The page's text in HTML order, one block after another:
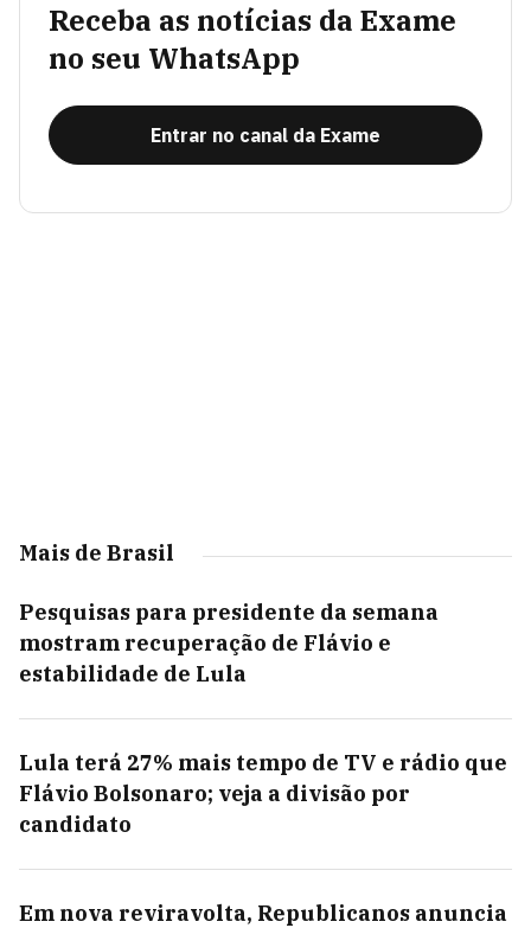
Receba as notícias da Exame
no seu WhatsApp
Entrar no canal da Exame
Mais de Brasil
Pesquisas para presidente da semana
mostram recuperação de Flávio e
estabilidade de Lula
Lula terá 27% mais tempo de TV e rádio que
Flávio Bolsonaro; veja a divisão por
candidato
Em nova reviravolta, Republicanos anuncia